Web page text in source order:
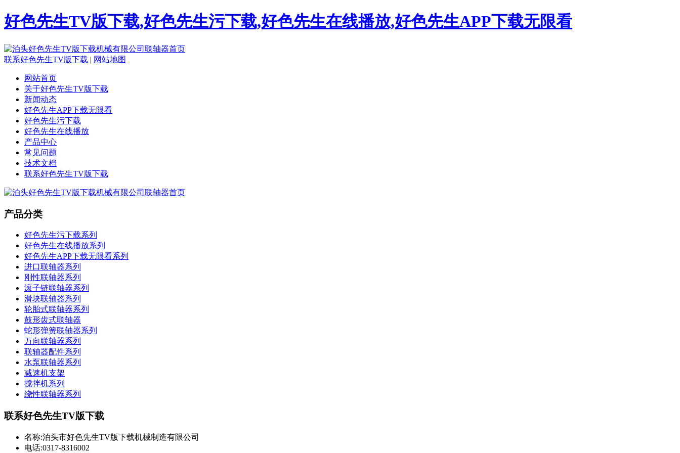
好色先生TV版下载,好色先生污下载,好色先生在线播放,好色先生APP下载无限看
联系好色先生TV版下载 | 网站地图
网站首页
关于好色先生TV版下载
新闻动态
好色先生APP下载无限看
好色先生污下载
好色先生在线播放
产品中心
常见问题
技术文档
联系好色先生TV版下载
产品分类
好色先生污下载系列
好色先生在线播放系列
好色先生APP下载无限看系列
进口联轴器系列
刚性联轴器系列
滚子链联轴器系列
滑块联轴器系列
轮胎式联轴器系列
鼓形齿式联轴器
蛇形弹簧联轴器系列
万向联轴器系列
联轴器配件系列
水泵联轴器系列
减速机支架
搅拌机系列
绕性联轴器系列
联系好色先生TV版下载
名称:泊头市好色先生TV版下载机械制造有限公司
电话:0317-8316002